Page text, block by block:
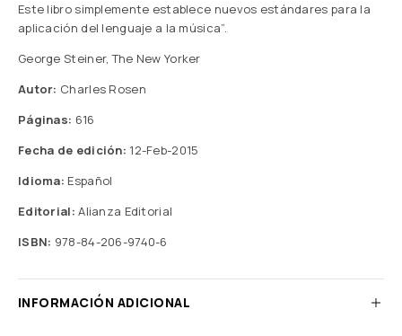
Este libro simplemente establece nuevos estándares para la
aplicación del lenguaje a la música”.
George Steiner, The New Yorker
Autor: Charles Rosen
Páginas: 616
Fecha de edición: 12-Feb-2015
Idioma: Español
Editorial: Alianza Editorial
ISBN: 978-84-206-9740-6
INFORMACIÓN ADICIONAL